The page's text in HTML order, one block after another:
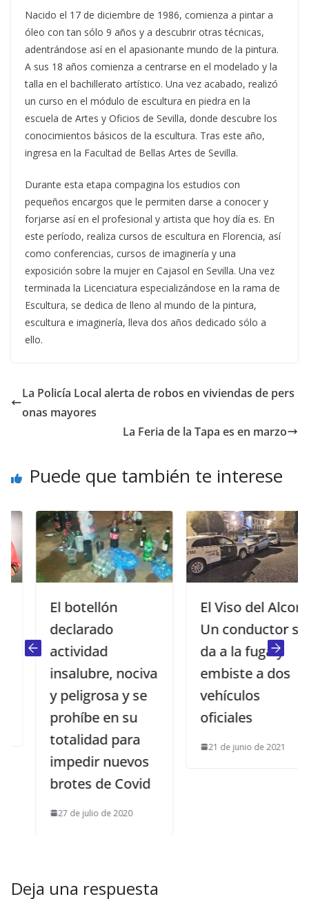
Nacido el 17 de diciembre de 1986, comienza a pintar a
óleo con tan sólo 9 años y a descubrir otras técnicas,
adentrándose así en el apasionante mundo de la pintura.
A sus 18 años comienza a centrarse en el modelado y la
talla en el bachillerato artístico. Una vez acabado, realizó
un curso en el módulo de escultura en piedra en la
escuela de Artes y Oficios de Sevilla, donde descubre los
conocimientos básicos de la escultura. Tras este año,
ingresa en la Facultad de Bellas Artes de Sevilla.
Durante esta etapa compagina los estudios con
pequeños encargos que le permiten darse a conocer y
forjarse así en el profesional y artista que hoy día es. En
este período, realiza cursos de escultura en Florencia, así
como conferencias, cursos de imaginería y una
exposición sobre la mujer en Cajasol en Sevilla. Una vez
terminada la Licenciatura especializándose en la rama de
Escultura, se dedica de lleno al mundo de la pintura,
escultura e imaginería, lleva dos años dedicado sólo a
ello.
La Policía Local alerta de robos en viviendas de pers
onas mayores
La Feria de la Tapa es en marzo
Puede que también te interese
El botellón
declarado
actividad
insalubre, nociva
y peligrosa y se
prohíbe en su
totalidad para
impedir nuevos
brotes de Covid
27 de julio de 2020
El Viso del Alcor.
Un conductor se
da a la fuga y
embiste a dos
vehículos
oficiales
21 de junio de 2021
Deja una respuesta